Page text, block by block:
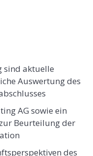
sind aktuelle
Auswertung des
AG sowie ein
Beurteilung der
des